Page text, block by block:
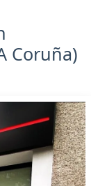
Coruña)